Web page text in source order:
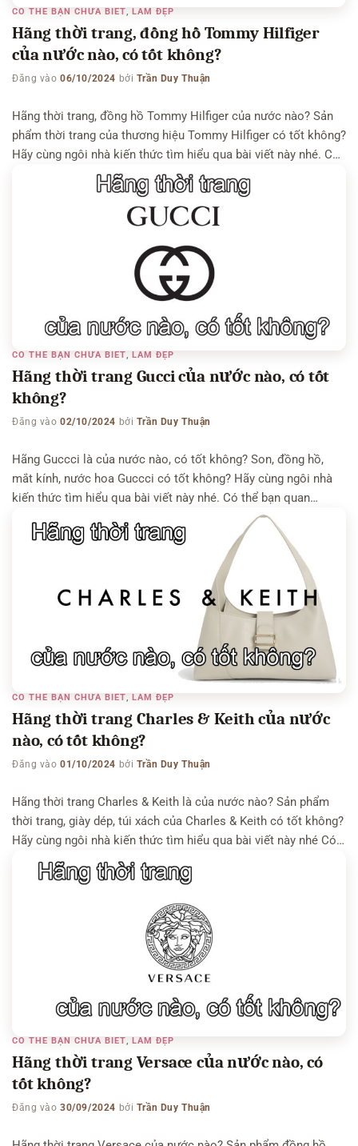
CÓ THỂ BẠN CHƯA BIẾT, LÀM ĐẸP
Hãng thời trang, đồng hồ Tommy Hilfiger
của nước nào, có tốt không?
Đăng vào06/10/2024 bởi Trần Duy Thuận
Hãng thời trang, đồng hồ Tommy Hilfiger của nước nào? Sản
phẩm thời trang của thương hiệu Tommy Hilfiger có tốt không?
Hãy cùng ngôi nhà kiến thức tìm hiểu qua bài viết này nhé. Có
thể bạn quan tâm: Hãng thời trang, son Tom Ford của nước
nào– Hãng thời trang, đồng hồ Guess của […]
CÓ THỂ BẠN CHƯA BIẾT, LÀM ĐẸP
Hãng thời trang Gucci của nước nào, có tốt
không?
Đăng vào02/10/2024 bởi Trần Duy Thuận
Hãng Guccci là của nước nào, có tốt không? Son, đồng hồ,
mắt kính, nước hoa Guccci có tốt không? Hãy cùng ngôi nhà
kiến thức tìm hiểu qua bài viết này nhé. Có thể bạn quan
tâm: Hãng thời trang, giày Fila của nước nào, có tốt không –
Hãng túi MCM của nước nào, có […]
CÓ THỂ BẠN CHƯA BIẾT, LÀM ĐẸP
Hãng thời trang Charles & Keith của nước
nào, có tốt không?
Đăng vào01/10/2024 bởi Trần Duy Thuận
Hãng thời trang Charles & Keith là của nước nào? Sản phẩm
thời trang, giày dép, túi xách của Charles & Keith có tốt không?
Hãy cùng ngôi nhà kiến thức tìm hiểu qua bài viết này nhé Có
thể bạn quan tâm: Hãng thời trang MLB của nước nào – Hãng
thời trang Fila của […]
CÓ THỂ BẠN CHƯA BIẾT, LÀM ĐẸP
Hãng thời trang Versace của nước nào, có
tốt không?
Đăng vào30/09/2024 bởi Trần Duy Thuận